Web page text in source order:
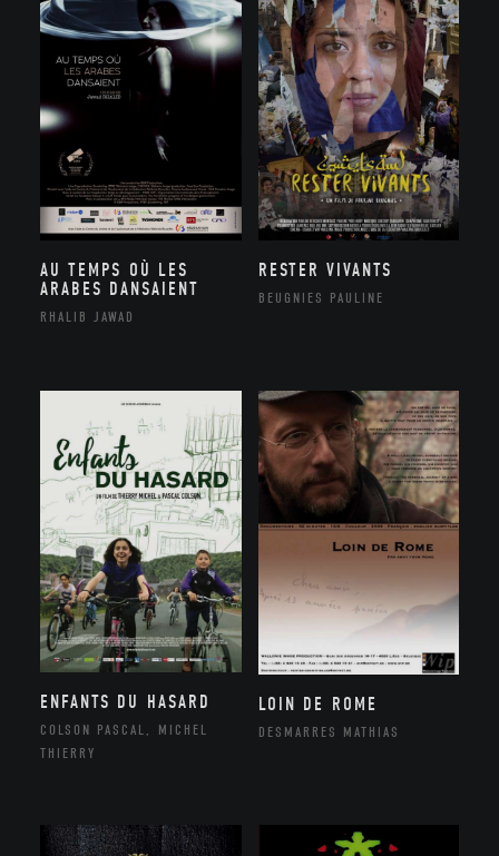
AU TEMPS OÙ LES
ARABES DANSAIENT
RHALIB JAWAD
RESTER VIVANTS
BEUGNIES PAULINE
ENFANTS DU HASARD
COLSON PASCAL, MICHEL
THIERRY
LOIN DE ROME
DESMARRES MATHIAS